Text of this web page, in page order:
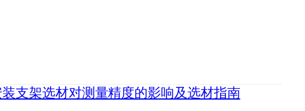
支架选材对测量精度的影响及选材指南